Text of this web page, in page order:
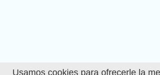
Usamos cookies para ofrecerle la